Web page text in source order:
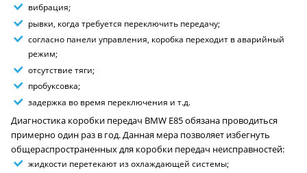
вибрация;
рывки, когда требуется переключить передачу;
согласно панели управления, коробка переходит в аварийный
режим;
отсутствие тяги;
пробуксовка;
задержка во время переключения и т.д.
Диагностика коробки передач BMW E85 обязана проводиться
примерно один раз в год. Данная мера позволяет избегнуть
общераспространенных для коробки передач неисправностей:
жидкости перетекают из охлаждающей системы;